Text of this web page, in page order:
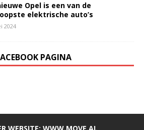
Opel is een van de
elektrische auto’s
2024
PAGINA